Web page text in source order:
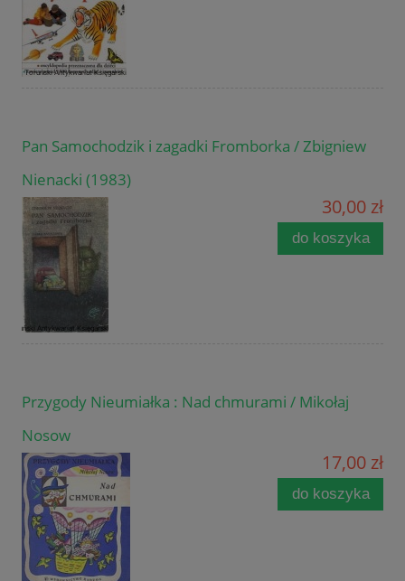
Pan Samochodzik i zagadki Fromborka / Zbigniew
Nienacki (1983)
30,00 zł
do koszyka
Przygody Nieumiałka : Nad chmurami / Mikołaj
Nosow
17,00 zł
do koszyka